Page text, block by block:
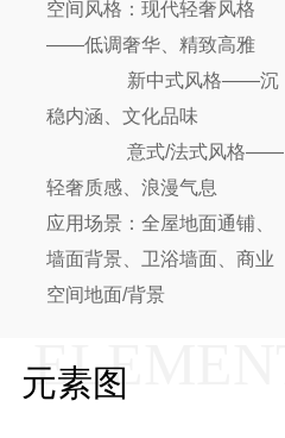
空间风格：现代轻奢风格
——低调奢华、精致高雅
新中式风格——沉
稳内涵、文化品味
意式/法式风格——
轻奢质感、浪漫气息
应用场景：全屋地面通铺、
墙面背景、卫浴墙面、商业
空间地面/背景
元素图
ELEMENT